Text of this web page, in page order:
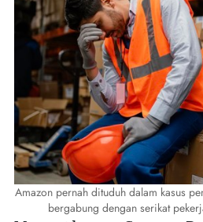
Amazon pernah dituduh dalam kasus
bergabung dengan serikat